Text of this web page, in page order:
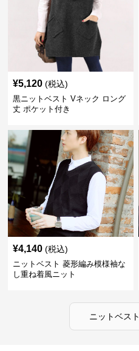
¥5,120 (税込)
黒ニットベスト Vネック ロング
丈 ポケット付き
¥4,140 (税込)
ニットベスト 菱形編み模様袖な
し重ね着風ニット
ニットベスト